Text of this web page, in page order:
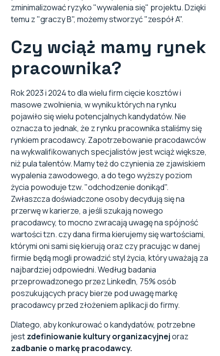
zminimalizować ryzyko "wywalenia się" projektu. Dzięki
temu z "graczy B", możemy stworzyć "zespół A".
Czy wciąż mamy rynek
pracownika?
Rok 2023 i 2024 to dla wielu firm cięcie kosztów i
masowe zwolnienia, w wyniku których na rynku
pojawiło się wielu potencjalnych kandydatów. Nie
oznacza to jednak, że z rynku pracownika staliśmy się
rynkiem pracodawcy. Zapotrzebowanie pracodawców
na wykwalifikowanych specjalistów jest wciąż większe,
niż pula talentów. Mamy też do czynienia ze zjawiskiem
wypalenia zawodowego, a do tego wyższy poziom
życia powoduje tzw. "odchodzenie donikąd".
Zwłaszcza doświadczone osoby decydują się na
przerwę w karierze, a jeśli szukają nowego
pracodawcy, to mocno zwracają uwagę na spójność
wartości tzn. czy dana firma kierujemy się wartościami,
którymi oni sami się kierują oraz czy pracując w danej
firmie będą mogli prowadzić styl życia, który uważają za
najbardziej odpowiedni. Według badania
przeprowadzonego przez LinkedIn, 75% osób
poszukujących pracy bierze pod uwagę markę
pracodawcy przed złożeniem aplikacji do firmy.
Dlatego, aby konkurować o kandydatów, potrzebne
jestzdefiniowanie kultury organizacyjnejoraz
zadbanie o markę pracodawcy.